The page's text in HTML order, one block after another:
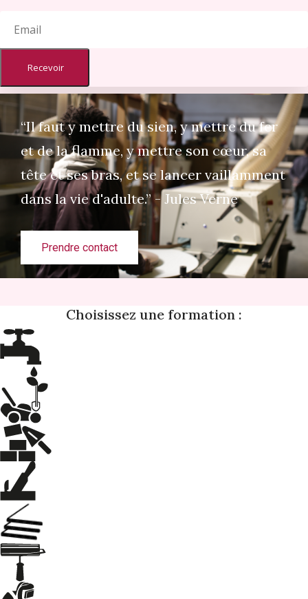
Recevoir
“Il faut y mettre du sien, y mettre du fer
et de la flamme, y mettre son cœur, sa
tête et ses bras, et se lancer vaillamment
dans la vie d'adulte.” - Jules Verne
Prendre contact
Choisissez une formation :